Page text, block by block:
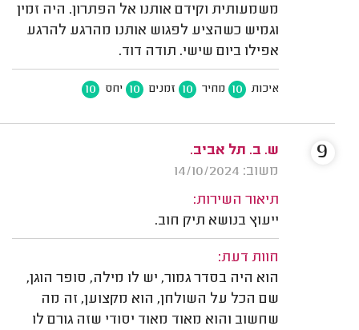
משמעותית וקידם אותנו אל הפתרון. היה זמין
וגמיש כשהציע לפגוש אותנו מהרגע להרגע
אפילו ביום שישי. תודה דוד.
איכות 10 מחיר 10 זמנים 10 יחס 10
ש. ב. תל אביב.
משוב: 14/10/2024
תיאור השירות:
ייעוץ בנושא תיק חוב.
חוות דעת:
הוא היה בסדר גמור, יש לו מילה, סופר הוגן,
שם הכל על השולחן, הוא מקצוען, זה מה
שחשוב והוא מאוד מאוד יסודי שזה גורם לו
9